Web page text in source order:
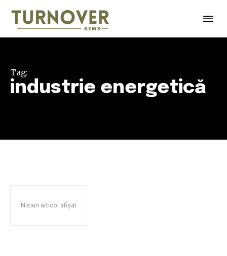
Tag:
industrie energetică
Niciun articol afișat